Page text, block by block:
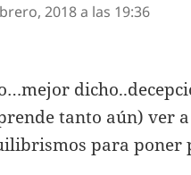
2018 a las 19:36
tanto aún) ver
para poner